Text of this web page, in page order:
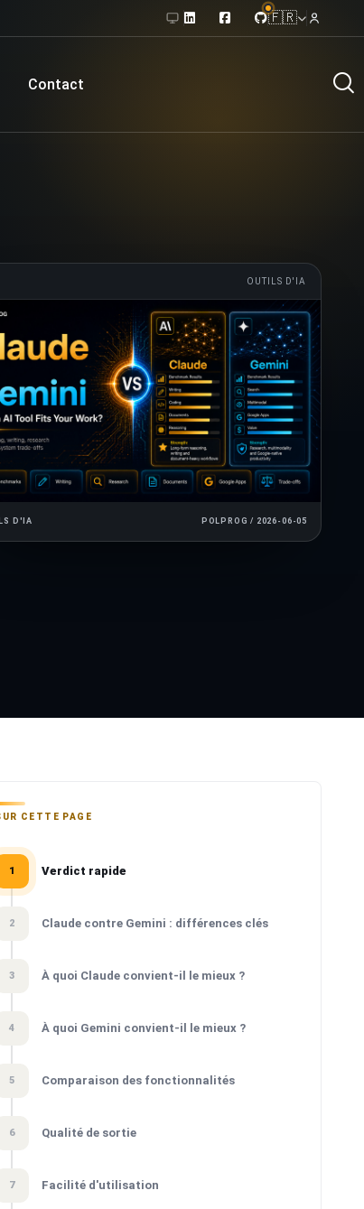
🇫🇷
Contact
OUTILS D'IA
D'IA POLPROG / 2026-06-05
CETTE PAGE
1 Verdict rapide
2 Claude contre Gemini : différences clés
3 À quoi Claude convient-il le mieux ?
4 À quoi Gemini convient-il le mieux ?
5 Comparaison des fonctionnalités
6 Qualité de sortie
7 Facilité d'utilisation